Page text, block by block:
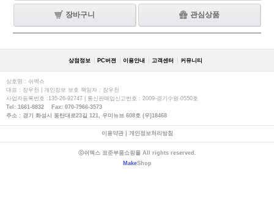
장바구니 관심상품
상점정보 PC버젼 이용안내 고객센터 커뮤니티
상호명 : 쉬멕스
대표 : 장우천 | 개인정보 보호 책임자 : 장우천
사업자등록번호 :135-26-92747 | 통신판매업신고번호 : 2009-경기수원-0550호
Tel: 1661-8832 Fax: 070-7966-3573
주소 : 경기 화성시 동탄대로23길 121, 우미뉴브 608호 (우)18468
이용약관| 개인정보처리방침
ⓒ쉬멕스 표준부품쇼핑몰 All rights reserved.
MakeShop